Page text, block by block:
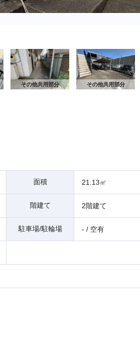
その他共用部分 その他共用部分
面積 21.13㎡
階建て 2階建て
駐車場/駐輪場 - / 空有